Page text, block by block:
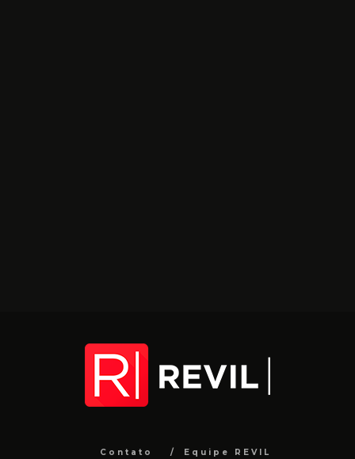
Contato
Equipe REVIL